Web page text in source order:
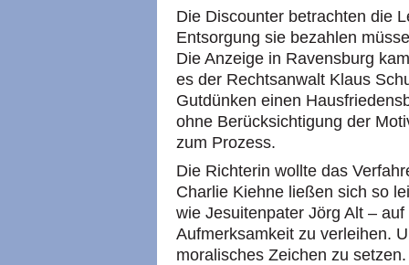
Die Discounter betrachten die
Entsorgung sie bezahlen
Die Anzeige in Ravensburg
es der Rechtsanwalt Klaus
Gutdünken einen
ohne Berücksichtigung der
zum Prozess.
Die Richterin wollte das
Charlie Kiehne ließen sich so
wie Jesuitenpater Jörg Alt –
Aufmerksamkeit zu verleihen.
moralisches Zeichen zu